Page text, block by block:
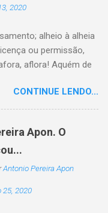
2020
alheio à alheia
ou permissão,
aflora! Aquém de
Antonio Pereira
na vida , a
verso,
Sobre uma
quinzena. Acima, a
edição dessa
CONTINUE LENDO...
Apon. O
Antonio Pereira Apon
25, 2020